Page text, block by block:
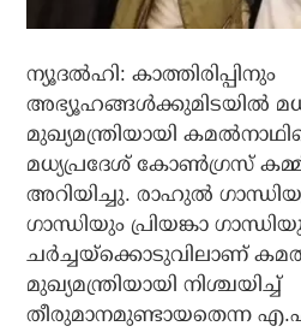
ന്യൂദല്‍ഹി: കാത്തിരിപ്പിനും
അഭ്യൂഹങ്ങള്‍ക്കുമിടയില്‍
മുഖ്യമന്ത്രിയായി
മധ്യപ്രദേശ് കോണ്‍ഗ്രസ്
അറിയിച്ചു. രാഹുല്‍
ഗാന്ധിയും പ്രിയങ്കാ
ചര്‍ച്ചയ്‌ക്കൊടുവിലാണ്
മുഖ്യമന്ത്രിയായി നിശ്ചയിച്ച്
തീരുമാനമുണ്ടായതെന്ന